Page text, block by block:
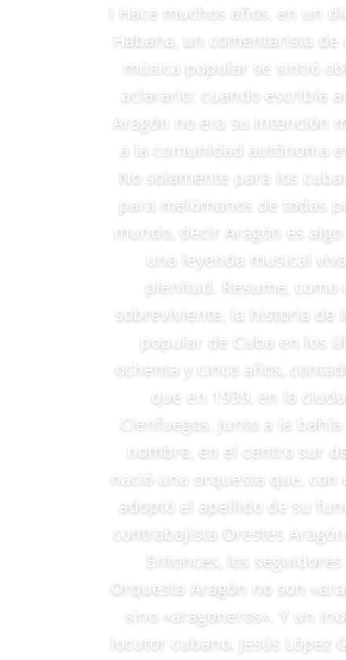
I Hace muchos años, en un
Habana, un comentarista de
música popular se sintió
aclararlo: cuando escribía
Aragón no era su intención
a la comunidad autónoma
No solamente para los
para melómanos de todas
mundo, decir Aragón es algo
una leyenda musical
plenitud. Resume, como
sobreviviente, la historia de
popular de Cuba en los
ochenta y cinco años,
que en 1939, en la
Cienfuegos, junto a la bahía
nombre, en el centro sur
nació una orquesta que, con
adoptó el apellido de su
contrabajista Orestes
Entonces, los seguidores
Orquesta Aragón no son
sino «aragoneros». Y un
locutor cubano, Jesús López